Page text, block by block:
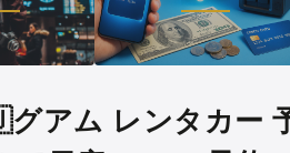
ム レンタカー 予